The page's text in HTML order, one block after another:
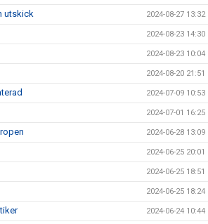
utskick 2024-08-27 13:32
2024-08-23 14:30
2024-08-23 10:04
2024-08-20 21:51
2024-07-09 10:53
2024-07-01 16:25
2024-06-28 13:09
2024-06-25 20:01
2024-06-25 18:51
2024-06-25 18:24
2024-06-24 10:44